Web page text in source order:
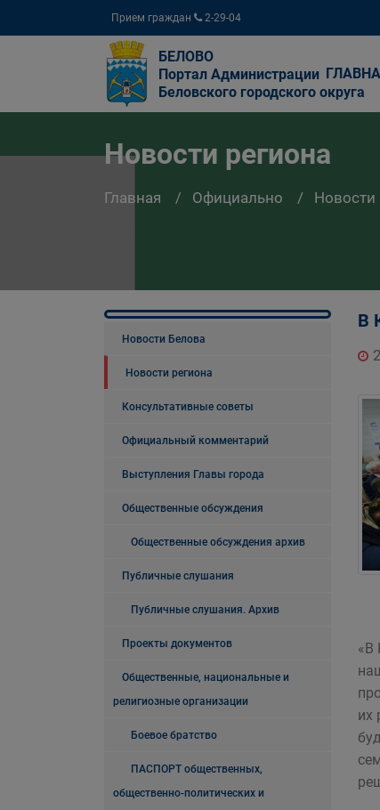
Прием граждан 2-29-04
БЕЛОВО
Портал Администрации
Беловского городского округа
Новости региона
Главная Официально Новости
Новости Белова
Новости региона
Консультативные советы
Официальный комментарий
Выступления Главы города
Общественные обсуждения
Общественные обсуждения архив
Публичные слушания
Публичные слушания. Архив
Проекты документов
Общественные, национальные и
религиозные организации
Боевое братство
ПАСПОРТ общественных,
общественно-политических и
В
«В
их